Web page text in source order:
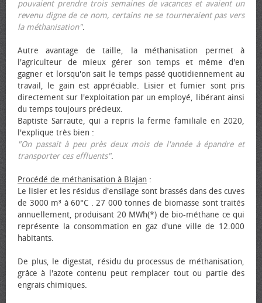
pouvaient prendre trois semaines de vacances et avaient un
revenu digne de ce nom, certains ne se tourneraient pas vers
la méthanisation".
Autre avantage de taille, la méthanisation permet à
l'agriculteur de mieux gérer son temps et même d'en
gagner et lorsqu'on sait le temps passé quotidiennement au
travail, le gain est appréciable. Lisier et fumier sont pris
directement sur l'exploitation par un employé, libérant ainsi
du temps toujours précieux.
Baptiste Sarraute, qui a repris la ferme familiale en 2020,
l'explique très bien :
"On passait à peu près deux mois de l'année à épandre et
transporter ces effluents".
Procédé de méthanisation à Blajan :
Le lisier et les résidus d'ensilage sont brassés dans des cuves
de 3000 m³ à 60°C . 27 000 tonnes de biomasse sont traités
annuellement, produisant 20 MWh(*) de bio-méthane ce qui
représente la consommation en gaz d'une ville de 12.000
habitants.
De plus, le digestat, résidu du processus de méthanisation,
grâce à l'azote contenu peut remplacer tout ou partie des
engrais chimiques.